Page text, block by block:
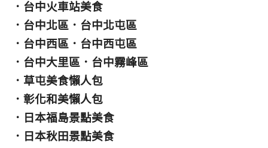
． 台中火車站美食
． 台中北區 ． 台中北屯區
． 台中西區 ． 台中西屯區
． 台中大里區 ． 台中霧峰區
． 草屯美食懶人包
． 彰化和美懶人包
． 日本福島景點美食
． 日本秋田景點美食